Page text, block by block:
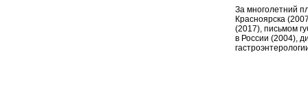
За многолетний
Красноярска
(2017), письмом
в России (2004),